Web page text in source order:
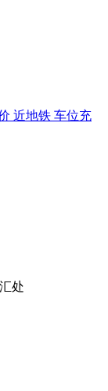
近地铁 车位充
处